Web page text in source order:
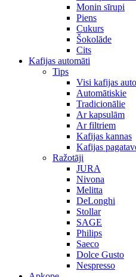
Monin sīrupi
Piens
Cukurs
Šokolāde
Cits
Kafijas automāti
Tips
Visi kafijas
Automātiskie
Tradicionālie
Ar kapsulām
Ar filtriem
Kafijas kannas
Kafijas
Ražotāji
JURA
Nivona
Melitta
DeLonghi
Stollar
SAGE
Philips
Saeco
Dolce Gusto
Nespresso